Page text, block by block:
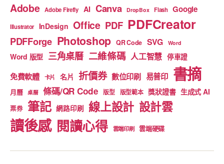
Adobe Adobe Firefly AI Canva DropBox Flash Google
Illustrator InDesign Office PDF PDFCreator
PDFForge Photoshop QR Code SVG Word
Word 版型 三角桌曆 二維條碼 人工智慧 停車證
免費軟體 卡片 名片 折價券 數位印刷 易普印 書摘
月曆 桌曆 條碼/QR Code 版型 版型範本 獎狀證書 生成式 AI
票券 筆記 網路印刷 線上設計 設計雲
讀後感 閱讀心得 雲端印刷 雲端硬碟